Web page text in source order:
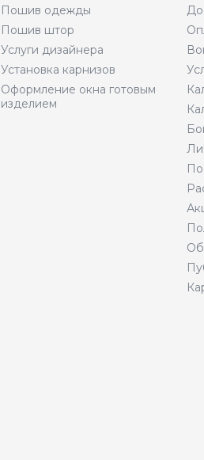
Пошив одежды
Пошив штор
Услуги дизайнера
Установка карнизов
Оформление окна готовым
изделием
Об